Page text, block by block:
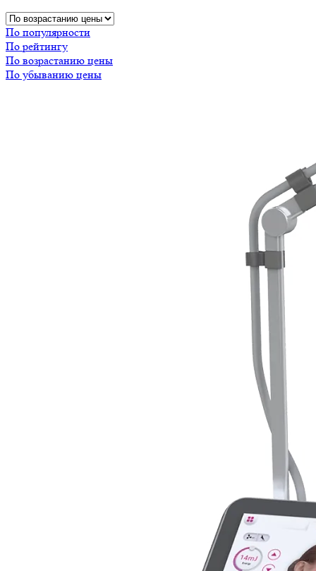
По популярности
По рейтингу
По возрастанию цены
По убыванию цены